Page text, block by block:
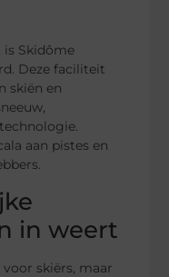
is Skidôme
Deze faciliteit
skiën en
aan pistes en
in weert
skiërs, maar